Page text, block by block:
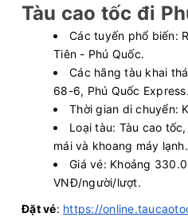
Tàu cao tốc đi
Các tuyến phổ biến:
Tiên - Phú Quốc.
Các hãng tàu khai
68-6, Phú Quốc Express.
Thời gian di chuyển:
Loại tàu: Tàu cao
mái và khoang máy lạnh.
Giá vé: Khoảng
VNĐ/người/lượt.
Đặt vé: https://